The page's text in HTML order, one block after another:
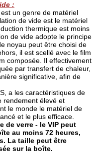
:
un genre de matériel
de vide est le matériel
thermique est moins
de vide adopte le principe
noyau peut être choisi de
il est scellé avec le film
composée. Il effectivement
par transfert de chaleur,
significative, afin de
a les caractéristiques de
rendement élevé et
le monde le matériel de
et le plus efficace.
de verre - le VIP peut
au moins 72 heures,
La taille peut être
sur la boîte.